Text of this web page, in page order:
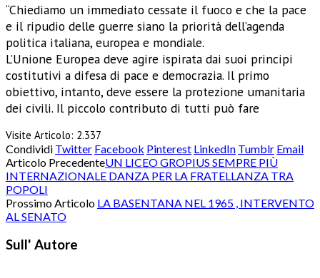
“Chiediamo un immediato cessate il fuoco e che la pace
e il ripudio delle guerre siano la priorità dell’agenda
politica italiana, europea e mondiale.
L’Unione Europea deve agire ispirata dai suoi principi
costitutivi a difesa di pace e democrazia. Il primo
obiettivo, intanto, deve essere la protezione umanitaria
dei civili. Il piccolo contributo di tutti può fare
Visite Articolo: 2.337
Condividi Twitter Facebook Pinterest LinkedIn Tumblr Email
Articolo PrecedenteUN LICEO GROPIUS SEMPRE PIÙ
INTERNAZIONALE DANZA PER LA FRATELLANZA TRA
POPOLI
Prossimo Articolo LA BASENTANA NEL 1965 , INTERVENTO
AL SENATO
Sull' Autore